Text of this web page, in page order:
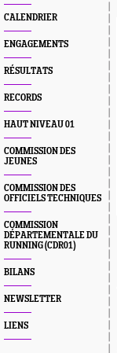
CALENDRIER
ENGAGEMENTS
RÉSULTATS
RECORDS
HAUT NIVEAU 01
COMMISSION DES
JEUNES
COMMISSION DES
OFFICIELS TECHNIQUES
COMMISSION
DÉPARTEMENTALE DU
RUNNING (CDR01)
BILANS
NEWSLETTER
LIENS